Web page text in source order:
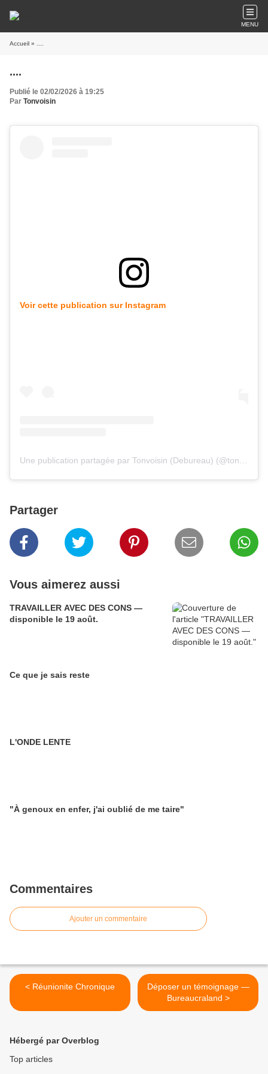
MENU
Accueil » ....
....
Publié le 02/02/2026 à 19:25
Par Tonvoisin
Voir cette publication sur Instagram
Partager
Vous aimerez aussi
TRAVAILLER AVEC DES CONS —
disponible le 19 août.
Ce que je sais reste
L'ONDE LENTE
"À genoux en enfer, j'ai oublié de me taire"
Commentaires
Ajouter un commentaire
< Réunionite Chronique
Déposer un témoignage —
Bureaucraland >
Hébergé par Overblog
Top articles